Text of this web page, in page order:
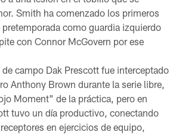
Smith ha comenzado los primeros
como guardia izquierdo
con Connor McGovern por ese
de campo Dak Prescott fue interceptado
Anthony Brown durante la serie libre,
Moment" de la práctica, pero en
tuvo un día productivo, conectando
en ejercicios de equipo,